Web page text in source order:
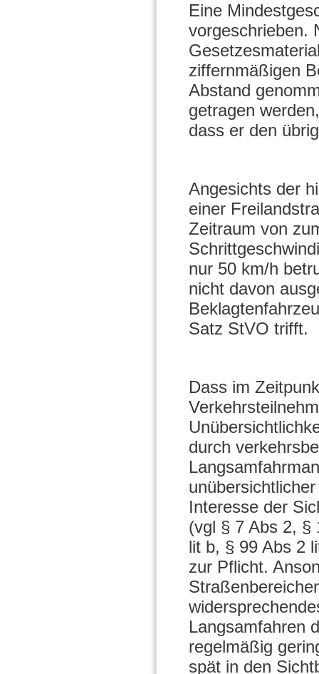
Eine
vorgeschrieben.
ziffernmäßigen
Abstand
getragen
dass er den
Angesichts der
einer
Zeitraum von
nur 50 km/h
nicht davon
Satz StVO trifft.
Dass im
durch
Interesse der
(vgl § 7 Abs 2, §
lit b, § 99 Abs 2
zur Pflicht.
Langsamfahren
regelmäßig
spät in den